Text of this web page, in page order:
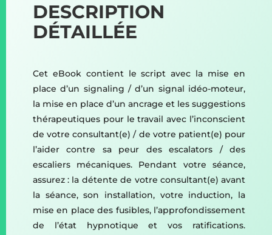
DESCRIPTION
DÉTAILLÉE
Cet eBook contient le script avec la mise en
place d’un signaling / d’un signal idéo-moteur,
la mise en place d’un ancrage et les suggestions
thérapeutiques pour le travail avec l’inconscient
de votre consultant(e) / de votre patient(e) pour
l’aider contre sa peur des escalators / des
escaliers mécaniques. Pendant votre séance,
assurez : la détente de votre consultant(e) avant
la séance, son installation, votre induction, la
mise en place des fusibles, l’approfondissement
de l’état hypnotique et vos ratifications.